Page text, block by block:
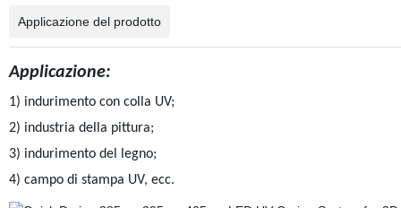
Applicazione del prodotto
Applicazione:
1) indurimento con colla UV;
2) industria della pittura;
3) indurimento del legno;
4) campo di stampa UV, ecc.